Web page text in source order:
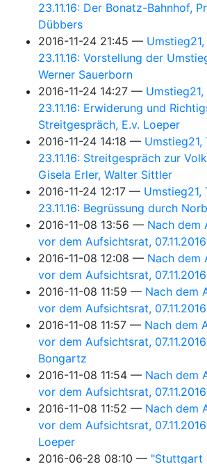
23.11.16: Der Bonatz-Bahnhof,
Dübbers
2016-11-24 21:45
23.11.16: Vorstellung der
Werner Sauerborn
2016-11-24 14:27
23.11.16: Erwiderung und
Streitgespräch, E.v. Loeper
2016-11-24 14:18
Umstieg21,
23.11.16: Streitgespräch zur
Gisela Erler, Walter Sittler
2016-11-24 12:17
Umstieg21,
23.11.16: Begrüssung durch
2016-11-08 13:56
Nach dem
vor dem Aufsichtsrat,
2016-11-08 12:08
Nach dem
vor dem Aufsichtsrat,
2016-11-08 11:59
Nach dem
vor dem Aufsichtsrat,
2016-11-08 11:57
Nach dem
vor dem Aufsichtsrat,
Bongartz
2016-11-08 11:54
Nach dem
vor dem Aufsichtsrat,
2016-11-08 11:52
Nach dem
vor dem Aufsichtsrat,
Loeper
2016-06-28 08:10
"Stuttgart